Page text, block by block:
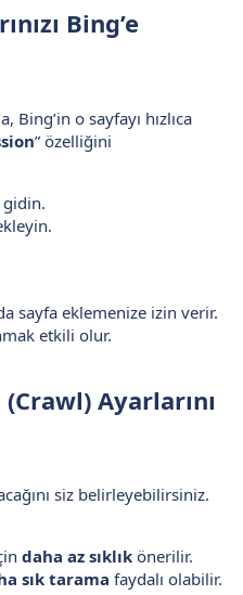
Bing’e
o sayfayı hızlıca
” özelliğini
gidin.
sayfa eklemenize izin verir.
etkili olur.
Ayarlarını
siz belirleyebilirsiniz.
daha az sıklık önerilir.
sık tarama faydalı olabilir.